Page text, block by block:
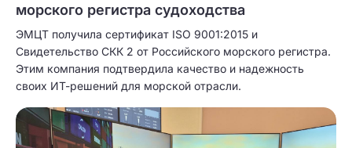
морского регистра судоходства
ЭМЦТ получила сертификат ISO 9001:2015 и
Свидетельство СКК 2 от Российского морского регистра.
Этим компания подтвердила качество и надежность
своих ИТ-решений для морской отрасли.